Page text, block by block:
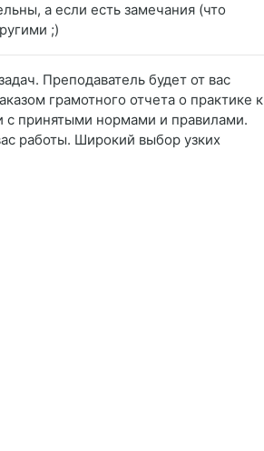
а если есть замечания (что
;)
Преподаватель будет от вас
грамотного отчета о практике к
с принятыми нормами и правилами.
работы. Широкий выбор узких